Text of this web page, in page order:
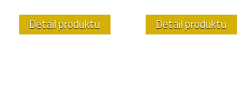
Detail produktu Detail produktu